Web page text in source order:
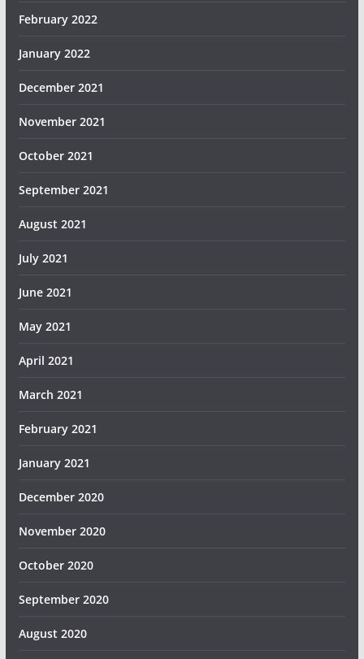
February 2022
January 2022
December 2021
November 2021
October 2021
September 2021
August 2021
July 2021
June 2021
May 2021
April 2021
March 2021
February 2021
January 2021
December 2020
November 2020
October 2020
September 2020
August 2020